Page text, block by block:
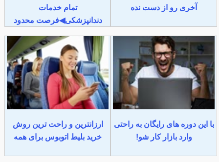
آخری رو از دست نده
تمام خدمات
دندانپزشکی◀فرصت محدود
با این دوره های رایگان به راحتی
وارد بازار کار شو!
ارزانترین و راحت ترین روش
خرید بلیط اتوبوس برای همه